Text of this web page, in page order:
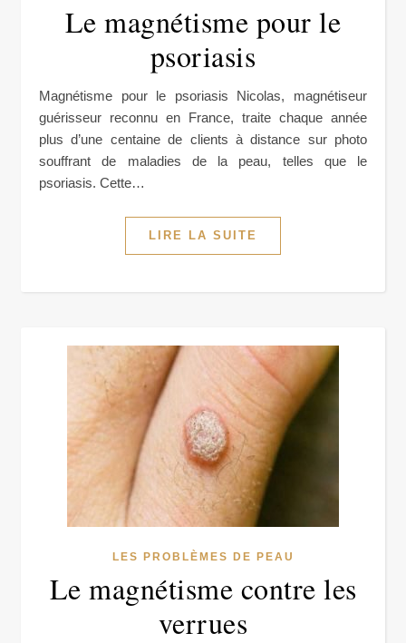
Le magnétisme pour le
psoriasis
Magnétisme pour le psoriasis Nicolas, magnétiseur
guérisseur reconnu en France, traite chaque année
plus d’une centaine de clients à distance sur photo
souffrant de maladies de la peau, telles que le
psoriasis. Cette…
LIRE LA SUITE
LES PROBLÈMES DE PEAU
Le magnétisme contre les
verrues